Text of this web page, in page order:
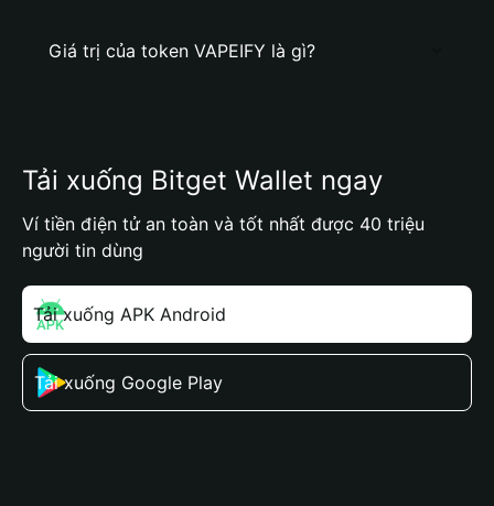
Giá trị của token VAPEIFY là gì?
Tải xuống Bitget Wallet ngay
Ví tiền điện tử an toàn và tốt nhất được 40 triệu
người tin dùng
Tải xuống APK Android
Tải xuống Google Play